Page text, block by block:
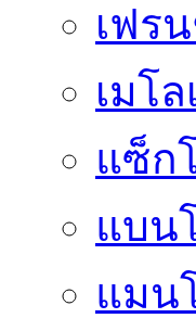
เฟร
เมโ
แซ็ก
แบน
แมน